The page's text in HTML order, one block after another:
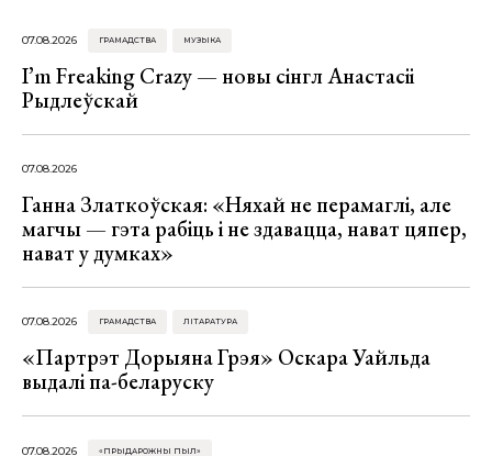
07.08.2026 ГРАМАДСТВА МУЗЫКА
I’m Freaking Crazy — новы сінгл Анастасіі
Рыдлеўскай
07.08.2026
Ганна Златкоўская: «Няхай не перамаглі, але
магчы — гэта рабіць і не здавацца, нават цяпер,
нават у думках»
07.08.2026 ГРАМАДСТВА ЛІТАРАТУРА
«Партрэт Дорыяна Грэя» Оскара Уайльда
выдалі па-беларуску
07.08.2026 «ПРЫДАРОЖНЫ ПЫЛ»